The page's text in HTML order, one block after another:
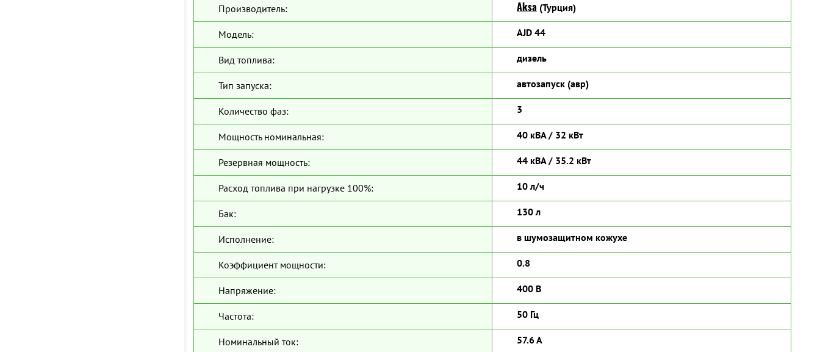
Производитель: Aksa (Турция)
Модель: AJD 44
Вид топлива: дизель
Тип запуска: автозапуск (авр)
Количество фаз: 3
Мощность номинальная: 40 кВА / 32 кВт
Резервная мощность: 44 кВА / 35.2 кВт
Расход топлива при нагрузке 100%: 10 л/ч
Бак: 130 л
Исполнение: в шумозащитном кожухе
Коэффициент мощности: 0.8
Напряжение: 400 В
Частота: 50 Гц
Номинальный ток: 57.6 А